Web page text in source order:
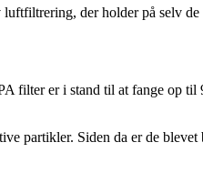
der holder på selv
filter er i stand til at fange op til
partikler. Siden da er de blevet